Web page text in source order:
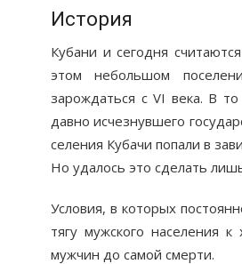
История
Кубани и сегодня
этом небольшом
зарождаться с VI века. В
давно исчезнувшего
селения Кубачи попали в
Но удалось это сделать
Условия, в которых
тягу мужского населения
мужчин до самой смерти.